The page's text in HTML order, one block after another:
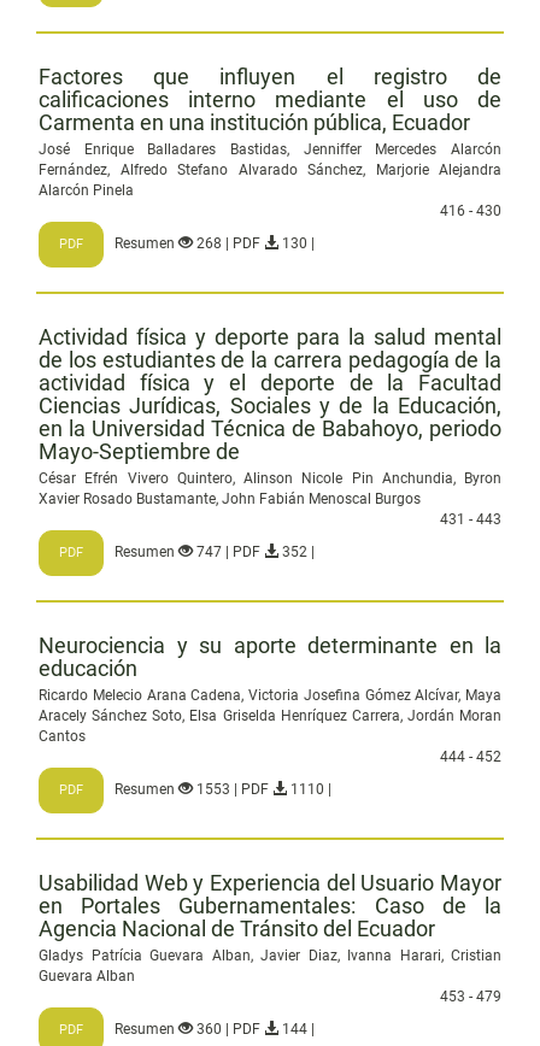
Factores que influyen el registro de
calificaciones interno mediante el uso de
Carmenta en una institución pública, Ecuador
José Enrique Balladares Bastidas, Jenniffer Mercedes Alarcón
Fernández, Alfredo Stefano Alvarado Sánchez, Marjorie Alejandra
Alarcón Pinela
416 - 430
PDF Resumen 268 | PDF 130 |
Actividad física y deporte para la salud mental
de los estudiantes de la carrera pedagogía de la
actividad física y el deporte de la Facultad
Ciencias Jurídicas, Sociales y de la Educación,
en la Universidad Técnica de Babahoyo, periodo
Mayo-Septiembre de
César Efrén Vivero Quintero, Alinson Nicole Pin Anchundia, Byron
Xavier Rosado Bustamante, John Fabián Menoscal Burgos
431 - 443
PDF Resumen 747 | PDF 352 |
Neurociencia y su aporte determinante en la
educación
Ricardo Melecio Arana Cadena, Victoria Josefina Gómez Alcívar, Maya
Aracely Sánchez Soto, Elsa Griselda Henríquez Carrera, Jordán Moran
Cantos
444 - 452
PDF Resumen 1553 | PDF 1110 |
Usabilidad Web y Experiencia del Usuario Mayor
en Portales Gubernamentales: Caso de la
Agencia Nacional de Tránsito del Ecuador
Gladys Patrícia Guevara Alban, Javier Diaz, Ivanna Harari, Cristian
Guevara Alban
453 - 479
PDF Resumen 360 | PDF 144 |